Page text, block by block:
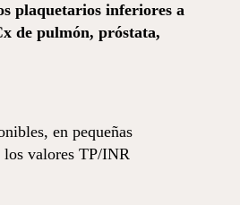
plaquetarios inferiores a
de pulmón, próstata,
en pequeñas
los valores TP/INR